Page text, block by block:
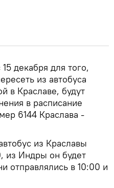
15 декабря для того,
из автобуса
в Краславе, будут
в расписание
6144 Краслава -
из Краславы
из Индры он будет
отправлялись в 10:00 и